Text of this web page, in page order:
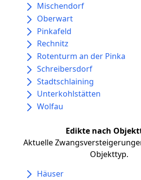
Mischendorf
Oberwart
Pinkafeld
Rechnitz
Rotenturm an der Pinka
Schreibersdorf
Stadtschlaining
Unterkohlstätten
Wolfau
Edikte nach
Aktuelle
Objekttyp.
Häuser